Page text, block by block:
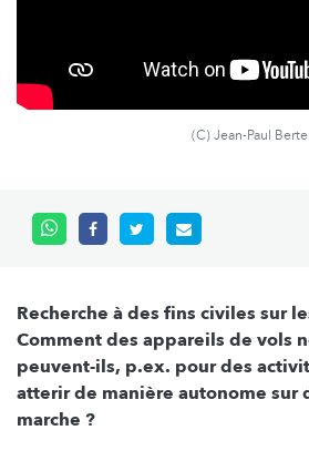
(C) Jean-Paul
Recherche à des fins civiles sur
Comment des appareils de vols
peuvent-ils, p.ex. pour des
atterir de manière autonome sur
marche ?